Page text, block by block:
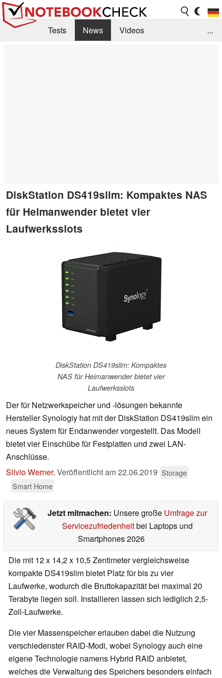
Tests News
Videos
...
DiskStation DS419slim: Kompaktes NAS
für Heimanwender bietet vier
Laufwerksslots
DiskStation DS419slim: Kompaktes
NAS für Heimanwender bietet vier
Laufwerksslots
Der für Netzwerkspeicher und -lösungen bekannte
Hersteller Synologiy hat mit der DiskStation DS419slim ein
neues System für Endanwender vorgestellt. Das Modell
bietet vier Einschübe für Festplatten und zwei LAN-
Anschlüsse.
Silvio Werner, Veröffentlicht am22.06.2019 Storage
Smart Home
Jetzt mitmachen: Unsere große Umfrage zur
Servicezufriedenheitbei Laptops und
Smartphones 2026
Die mit 12 x 14,2 x 10,5 Zentimeter vergleichsweise
kompakte DS419slim bietet Platz für bis zu vier
Laufwerke, wodurch die Bruttokapazität bei maximal 20
Terabyte liegen soll. Installieren lassen sich lediglich 2,5-
Zoll-Laufwerke.
Die vier Massenspeicher erlauben dabei die Nutzung
verschiedenster RAID-Modi, wobei Synology auch eine
eigene Technologie namens Hybrid RAID anbietet,
welches die Verwaltung des Speichers besonders einfach